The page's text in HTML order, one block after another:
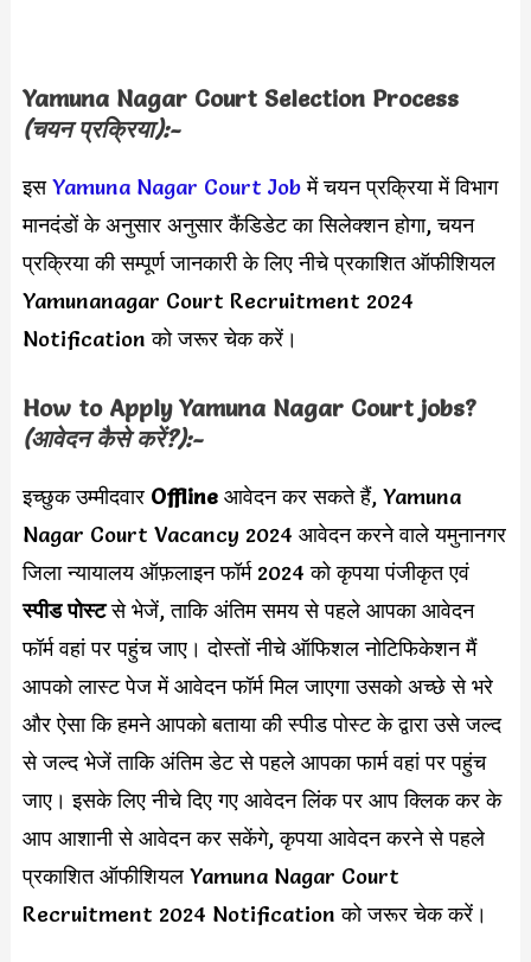
Yamuna Nagar Court Selection Process
(चयन प्रक्रिया):-
इसYamuna Nagar Court Jobमें चयन प्रक्रिया में विभाग
मानदंडों के अनुसार अनुसार कैंडिडेट का सिलेक्शन होगा, चयन
प्रक्रिया की सम्पूर्ण जानकारी के लिए नीचे प्रकाशित ऑफीशियल
Yamunanagar Court Recruitment 2024
Notification को जरूर चेक करें।
How to Apply Yamuna Nagar Courtjobs?
(आवेदन कैसे करें?):-
इच्छुक उम्मीदवार Offline आवेदन कर सकते हैं, Yamuna
Nagar Court Vacancy 2024 आवेदन करने वाले यमुनानगर
जिला न्यायालय ऑफ़लाइन फॉर्म 2024 को कृपया पंजीकृत एवं
स्पीड पोस्टसे भेजें, ताकि अंतिम समय से पहले आपका आवेदन
फॉर्म वहां पर पहुंच जाए। दोस्तों नीचे ऑफिशल नोटिफिकेशन मैं
आपको लास्ट पेज में आवेदन फॉर्म मिल जाएगा उसको अच्छे से भरे
और ऐसा कि हमने आपको बताया की स्पीड पोस्ट के द्वारा उसे जल्द
से जल्द भेजें ताकि अंतिम डेट से पहले आपका फार्म वहां पर पहुंच
जाए। इसके लिए नीचे दिए गए आवेदन लिंक पर आप क्लिक कर के
आप आशानी से आवेदन कर सकेंगे, कृपया आवेदन करने से पहले
प्रकाशित ऑफीशियल Yamuna Nagar Court
Recruitment 2024 Notification को जरूर चेक करें।